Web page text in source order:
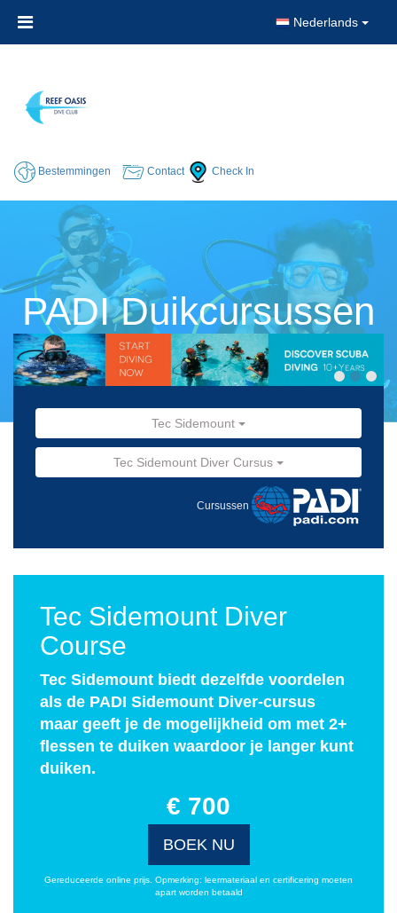
Nederlands
Bestemmingen Contact Check In
PADI Duikcursussen
Tec Sidemount
Tec Sidemount Diver Cursus
Cursussen
Tec Sidemount Diver
Course
Tec Sidemount biedt dezelfde voordelen
als de PADI Sidemount Diver-cursus
maar geeft je de mogelijkheid om met 2+
flessen te duiken waardoor je langer kunt
duiken.
€ 700
BOEK NU
Gereduceerde online prijs. Opmerking: leermateriaal en certificering moeten
apart worden betaald